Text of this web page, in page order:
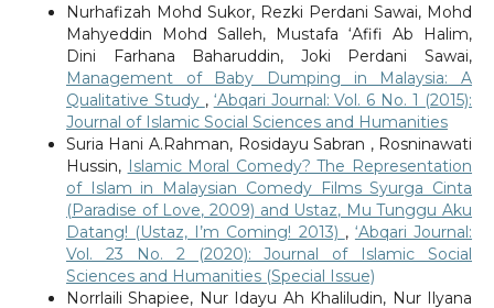
Nurhafizah Mohd Sukor, Rezki Perdani Sawai, Mohd
Mahyeddin Mohd Salleh, Mustafa ‘Afifi Ab Halim,
Dini Farhana Baharuddin, Joki Perdani Sawai,
Management of Baby Dumping in Malaysia: A
Qualitative Study , ‘Abqari Journal: Vol. 6 No. 1 (2015):
Journal of Islamic Social Sciences and Humanities
Suria Hani A.Rahman, Rosidayu Sabran , Rosninawati
Hussin, Islamic Moral Comedy? The Representation
of Islam in Malaysian Comedy Films Syurga Cinta
(Paradise of Love, 2009) and Ustaz, Mu Tunggu Aku
Datang! (Ustaz, I’m Coming! 2013) , ‘Abqari Journal:
Vol. 23 No. 2 (2020): Journal of Islamic Social
Sciences and Humanities (Special Issue)
Norrlaili Shapiee, Nur Idayu Ah Khaliludin, Nur Ilyana